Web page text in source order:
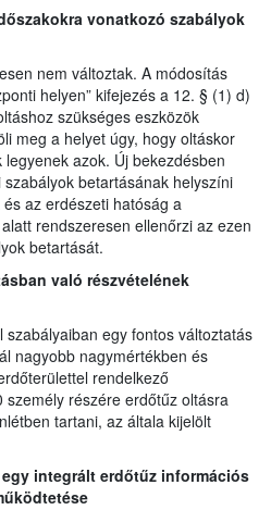
vonatkozó szabályok
nem változtak. A módosítás
helyen” kifejezés a 12. § (1) d)
szükséges eszközök
meg a helyet úgy, hogy oltáskor
azok. Új bekezdésben
betartásának helyszíni
az erdészeti hatóság a
rendszeresen ellenőrzi az ezen
betartását.
való részvételének
egy fontos változtatás
nagyobb nagymértékben és
rendelkező
részére erdőtűz oltásra
tartani, az általa kijelölt
integrált erdőtűz információs